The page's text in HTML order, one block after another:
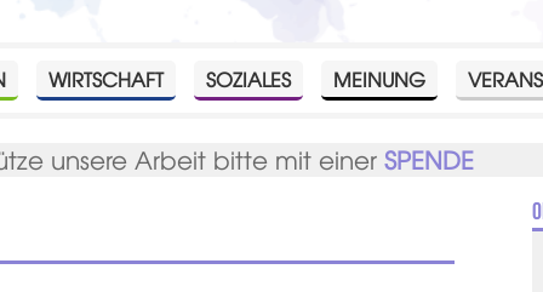
WIRTSCHAFT SOZIALES MEINUNG
unsere Arbeit bitte mit einerSPENDE